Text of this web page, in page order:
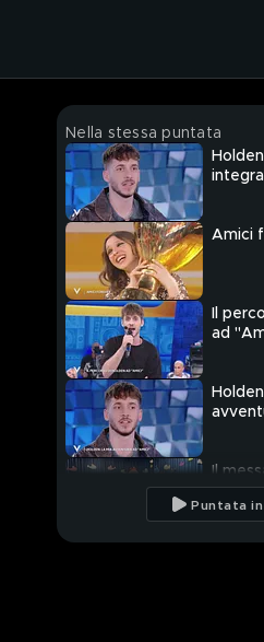
Nella stessa puntata
Amici
Il
ad
Il
Zerbi
Puntata